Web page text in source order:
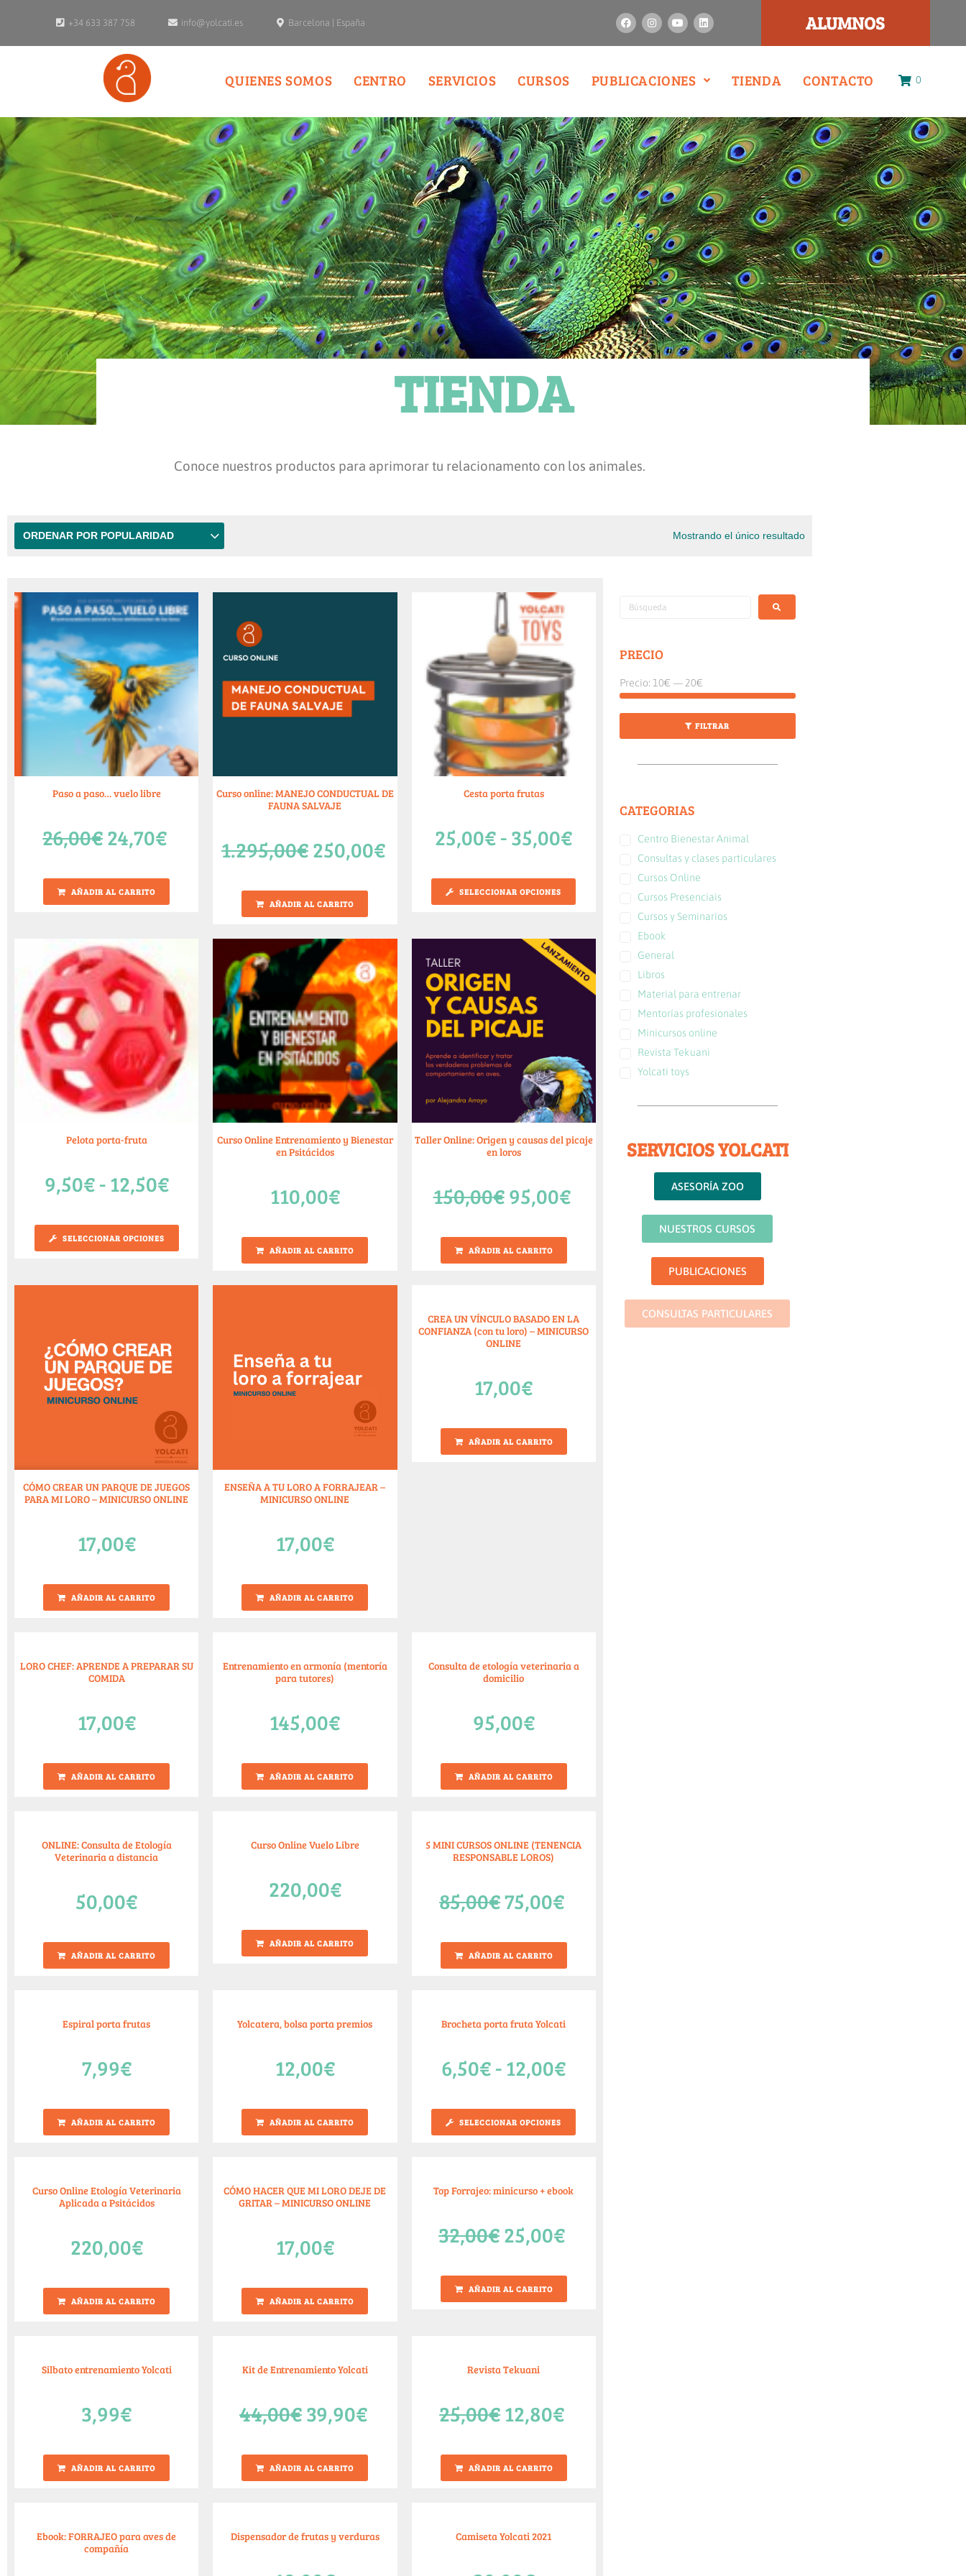
+34 633 387 758 info@yolcati.es Barcelona | España ALUMNOS
QUIENES SOMOS CENTRO SERVICIOS CURSOS PUBLICACIONES TIENDA CONTACTO 0
TIENDA
Conoce nuestros productos para aprimorar tu relacionamento con los animales.
Mostrando el único resultado
Paso a paso… vuelo libre
26,00€24,70€
AÑADIR AL CARRITO
Curso online: MANEJO CONDUCTUAL DE
FAUNA SALVAJE
1.295,00€250,00€
AÑADIR AL CARRITO
Cesta porta frutas
25,00€-35,00€
SELECCIONAR OPCIONES
Pelota porta-fruta
9,50€-12,50€
SELECCIONAR OPCIONES
Curso Online Entrenamiento y Bienestar
en Psitácidos
110,00€
AÑADIR AL CARRITO
Taller Online: Origen y causas del picaje
en loros
150,00€95,00€
AÑADIR AL CARRITO
CÓMO CREAR UN PARQUE DE JUEGOS
PARA MI LORO – MINICURSO ONLINE
17,00€
AÑADIR AL CARRITO
ENSEÑA A TU LORO A FORRAJEAR –
MINICURSO ONLINE
17,00€
AÑADIR AL CARRITO
CREA UN VÍNCULO BASADO EN LA
CONFIANZA (con tu loro) – MINICURSO
ONLINE
17,00€
AÑADIR AL CARRITO
LORO CHEF: APRENDE A PREPARAR SU
COMIDA
17,00€
AÑADIR AL CARRITO
Entrenamiento en armonía (mentoría
para tutores)
145,00€
AÑADIR AL CARRITO
Consulta de etología veterinaria a
domicilio
95,00€
AÑADIR AL CARRITO
ONLINE: Consulta de Etología
Veterinaria a distancia
50,00€
AÑADIR AL CARRITO
Curso Online Vuelo Libre
220,00€
AÑADIR AL CARRITO
5 MINI CURSOS ONLINE (TENENCIA
RESPONSABLE LOROS)
85,00€75,00€
AÑADIR AL CARRITO
Espiral porta frutas
7,99€
AÑADIR AL CARRITO
Yolcatera, bolsa porta premios
12,00€
AÑADIR AL CARRITO
Brocheta porta fruta Yolcati
6,50€-12,00€
SELECCIONAR OPCIONES
Curso Online Etología Veterinaria
Aplicada a Psitácidos
220,00€
AÑADIR AL CARRITO
CÓMO HACER QUE MI LORO DEJE DE
GRITAR – MINICURSO ONLINE
17,00€
AÑADIR AL CARRITO
Top Forrajeo: minicurso + ebook
32,00€25,00€
AÑADIR AL CARRITO
Silbato entrenamiento Yolcati
3,99€
AÑADIR AL CARRITO
Kit de Entrenamiento Yolcati
44,00€39,90€
AÑADIR AL CARRITO
Revista Tekuani
25,00€12,80€
AÑADIR AL CARRITO
Ebook: FORRAJEO para aves de
compañía
Dispensador de frutas y verduras Camiseta Yolcati 2021
PRECIO
FILTRAR
Precio: 10€ — 20€
CATEGORIAS
Centro Bienestar Animal
Consultas y clases particulares
Cursos Online
Cursos Presenciais
Cursos y Seminarios
Ebook
General
Libros
Material para entrenar
Mentorías profesionales
Minicursos online
Revista Tekuani
Yolcati toys
SERVICIOS YOLCATI
ASESORÍA ZOO
NUESTROS CURSOS
PUBLICACIONES
CONSULTAS PARTICULARES